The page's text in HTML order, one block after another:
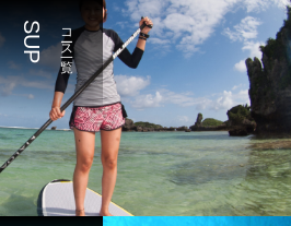
コース一覧
SUP